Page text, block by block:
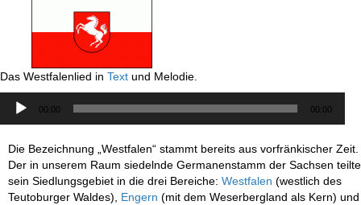
Das Westfalenlied in Text und Melodie.
Audio-
Player
00:00 00:00
Die Bezeichnung „Westfalen“ stammt bereits aus vorfränkischer Zeit.
Der in unserem Raum siedelnde Germanenstamm der Sachsen teilte
sein Siedlungsgebiet in die drei Bereiche: Westfalen (westlich des
Teutoburger Waldes), Engern (mit dem Weserbergland als Kern) und